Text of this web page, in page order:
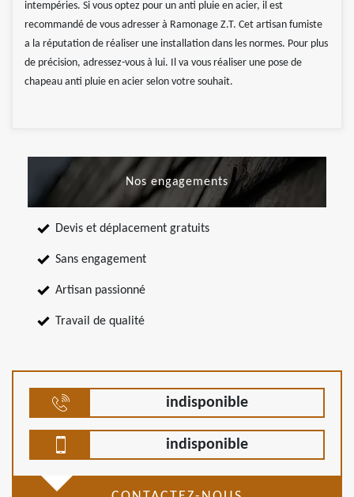
intempéries. Si vous optez pour un anti pluie en acier, il est
recommandé de vous adresser à Ramonage Z.T. Cet artisan fumiste
a la réputation de réaliser une installation dans les normes. Pour plus
de précision, adressez-vous à lui. Il va vous réaliser une pose de
chapeau anti pluie en acier selon votre souhait.
Nos engagements
Devis et déplacement gratuits
Sans engagement
Artisan passionné
Travail de qualité
indisponible
indisponible